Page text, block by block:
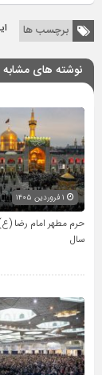
برچسب ها
نوشته های مشابه
حرم مطهر امام رضا
سال